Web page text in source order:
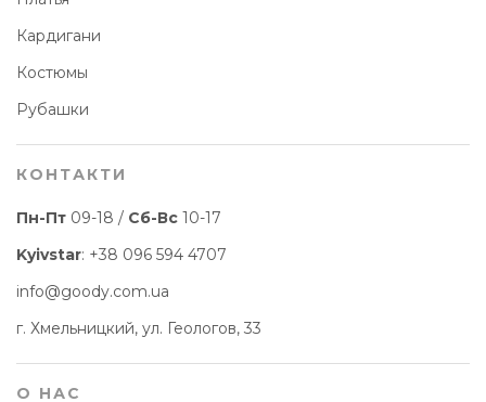
Кардигани
Костюмы
Рубашки
КОНТАКТИ
Пн-Пт 09-18 / Сб-Вс 10-17
Kyivstar: +38 096 594 4707
info@goody.com.ua
г. Хмельницкий, ул. Геологов, 33
О НАС